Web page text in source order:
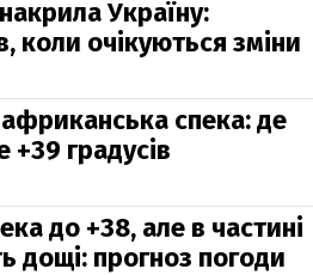
Україну:
коли очікуються зміни
спека: де
+39 градусів
до +38, але в частині
дощі: прогноз погоди